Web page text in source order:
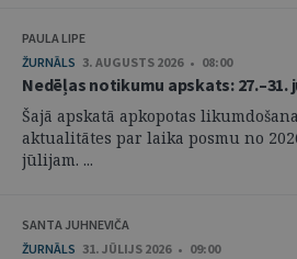
PAULA LIPE
ŽURNĀLS 3. AUGUSTS 2026 • 08:00
Nedēļas notikumu apskats: 27.–31.
Šajā apskatā apkopotas
aktualitātes par laika posmu no
jūlijam. ...
SANTA JUHNEVIČA
ŽURNĀLS 31. JŪLIJS 2026 • 09:00